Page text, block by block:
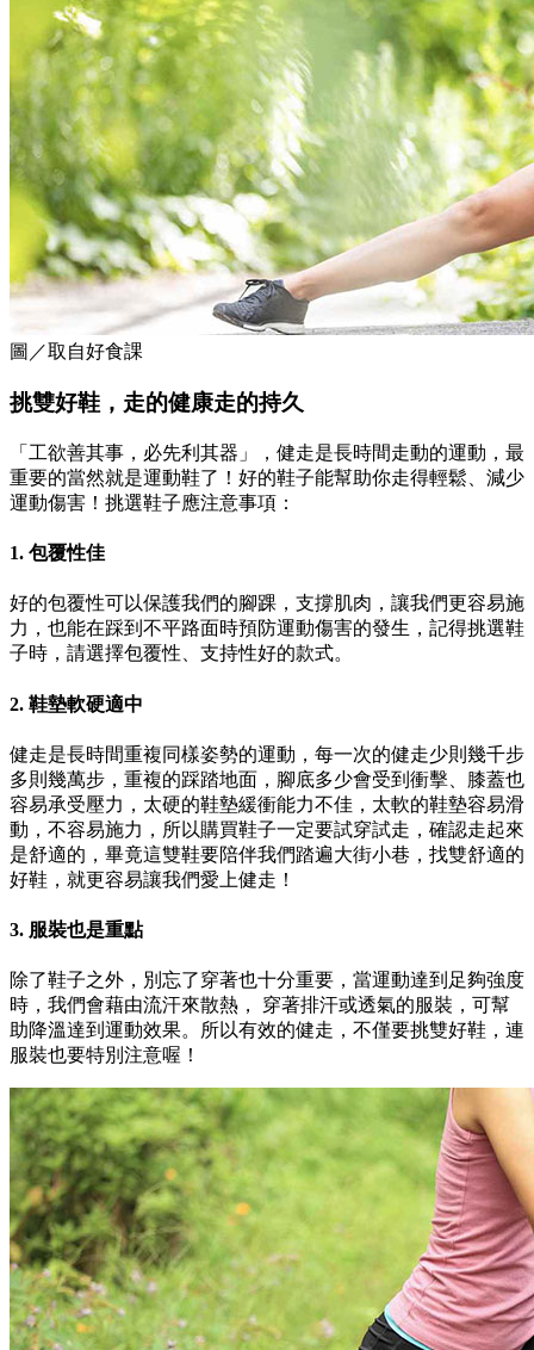
圖／取自好食課
挑雙好鞋，走的健康走的持久
「工欲善其事，必先利其器」，健走是長時間走動的運動，最
重要的當然就是運動鞋了！好的鞋子能幫助你走得輕鬆、減少
運動傷害！挑選鞋子應注意事項：
1. 包覆性佳
好的包覆性可以保護我們的腳踝，支撐肌肉，讓我們更容易施
力，也能在踩到不平路面時預防運動傷害的發生，記得挑選鞋
子時，請選擇包覆性、支持性好的款式。
2. 鞋墊軟硬適中
健走是長時間重複同樣姿勢的運動，每一次的健走少則幾千步
多則幾萬步，重複的踩踏地面，腳底多少會受到衝擊、膝蓋也
容易承受壓力，太硬的鞋墊緩衝能力不佳，太軟的鞋墊容易滑
動，不容易施力，所以購買鞋子一定要試穿試走，確認走起來
是舒適的，畢竟這雙鞋要陪伴我們踏遍大街小巷，找雙舒適的
好鞋，就更容易讓我們愛上健走！
3. 服裝也是重點
除了鞋子之外，別忘了穿著也十分重要，當運動達到足夠強度
時，我們會藉由流汗來散熱， 穿著排汗或透氣的服裝，可幫
助降溫達到運動效果。所以有效的健走，不僅要挑雙好鞋，連
服裝也要特別注意喔！